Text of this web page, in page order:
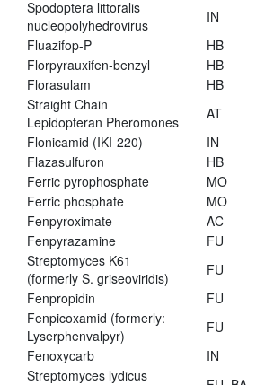
Spodoptera littoralis
nucleopolyhedrovirus
IN
Fluazifop-P
HB
Florpyrauxifen-benzyl
HB
Florasulam
HB
Straight Chain
Lepidopteran Pheromones
AT
Flonicamid (IKI-220)
IN
Flazasulfuron
HB
Ferric pyrophosphate
MO
Ferric phosphate
MO
Fenpyroximate
AC
Fenpyrazamine
FU
Streptomyces K61
(formerly S. griseoviridis)
FU
Fenpropidin
FU
Fenpicoxamid (formerly:
Lyserphenvalpyr)
FU
Fenoxycarb
IN
Streptomyces lydicus